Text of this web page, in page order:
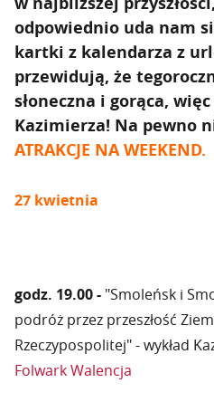
odpowiednio uda nam
kartki z kalendarza z
przewidują, że
słoneczna i gorąca,
Kazimierza! Na pewno
ATRAKCJE NA WEEKEND.
27 kwietnia
godz. 19.00 - "Smoleńsk i
podróż przez przeszłość
Rzeczypospolitej" - wykład
Folwark Walencja